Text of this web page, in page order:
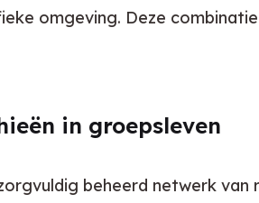
omgeving. Deze
in groepsleven
beheerd netwerk van